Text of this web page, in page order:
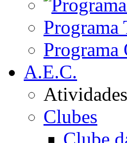
Programa
A.E.C.
Clubes